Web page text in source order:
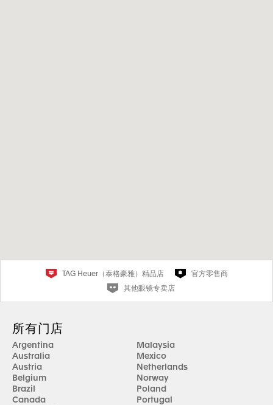
TAG Heuer（泰格豪雅）精品店
官方零售商
其他眼镜专卖店
所有门店
Argentina
Australia
Austria
Belgium
Brazil
Canada
Malaysia
Mexico
Netherlands
Norway
Poland
Portugal